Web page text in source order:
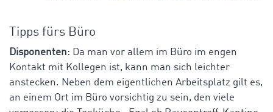
Tipps fürs Büro
Disponenten: Da man vor allem im Büro im engen
Kontakt mit Kollegen ist, kann man sich leichter
anstecken. Neben dem eigentlichen Arbeitsplatz gilt es,
an einem Ort im Büro vorsichtig zu sein, den viele